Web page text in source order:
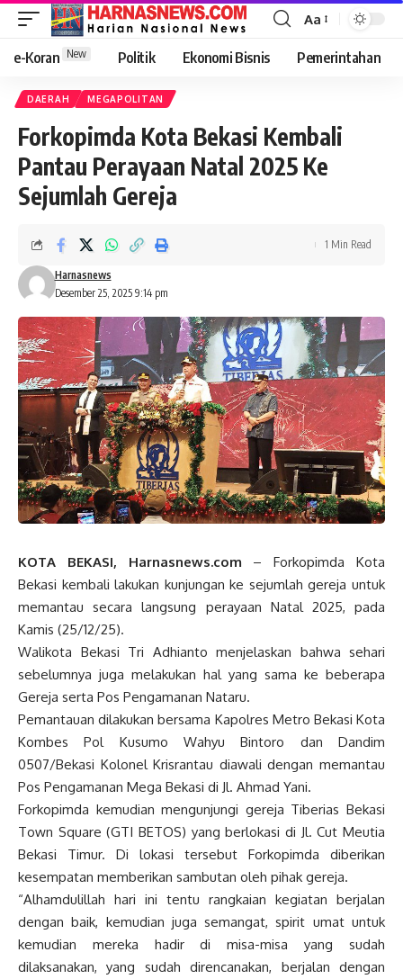
Aa
e-Koran New Politik Ekonomi Bisnis Pemerintahan
DAERAH MEGAPOLITAN
Forkopimda Kota Bekasi Kembali
Pantau Perayaan Natal 2025 Ke
Sejumlah Gereja
Desember 25, 2025 9:14 pm
Harnasnews
1 Min Read
KOTA BEKASI, Harnasnews.com – Forkopimda Kota
Bekasi kembali lakukan kunjungan ke sejumlah gereja untuk
memantau secara langsung perayaan Natal 2025, pada
Kamis (25/12/25).
Walikota Bekasi Tri Adhianto menjelaskan bahwa sehari
sebelumnya juga melakukan hal yang sama ke beberapa
Gereja serta Pos Pengamanan Nataru.
Pemantauan dilakukan bersama Kapolres Metro Bekasi Kota
Kombes Pol Kusumo Wahyu Bintoro dan Dandim
0507/Bekasi Kolonel Krisrantau diawali dengan memantau
Pos Pengamanan Mega Bekasi di Jl. Ahmad Yani.
Forkopimda kemudian mengunjungi gereja Tiberias Bekasi
Town Square (GTI BETOS) yang berlokasi di Jl. Cut Meutia
Bekasi Timur. Di lokasi tersebut Forkopimda diberikan
kesempatan memberikan sambutan oleh pihak gereja.
“Alhamdulillah hari ini tentu rangkaian kegiatan berjalan
dengan baik, kemudian juga semangat, spirit umat untuk
kemudian mereka hadir di misa-misa yang sudah
dilaksanakan, yang sudah direncanakan, berjalan dengan